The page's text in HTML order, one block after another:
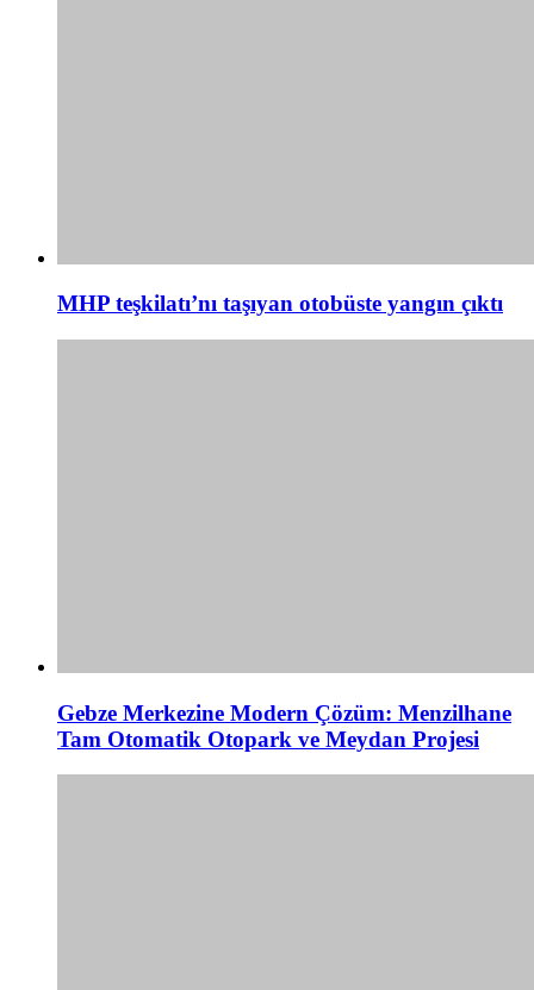
MHP teşkilatı’nı taşıyan otobüste yangın çıktı
Gebze Merkezine Modern Çözüm: Menzilhane
Tam Otomatik Otopark ve Meydan Projesi